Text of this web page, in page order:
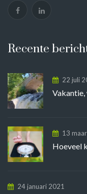
Recente
22 juli
Vakantie,
13
Hoeveel
24 januari 2021